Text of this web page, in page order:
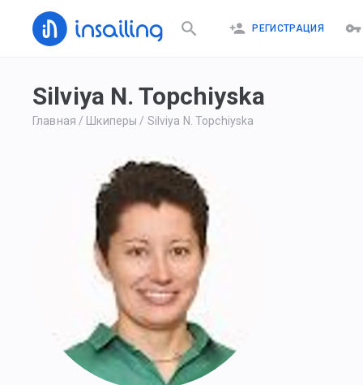
РЕГИСТРАЦИЯ
Silviya N. Topchiyska
Главная / Шкиперы / Silviya N. Topchiyska